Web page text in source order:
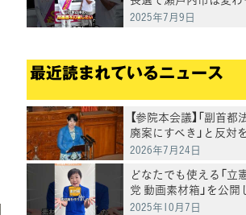
た。今度は岡山県全体
2025年7月9日
最近読まれているニュース
【参院本会議】「副首都
廃案にすべき」と反対
明 岸真紀子議員
2026年7月24日
どなたでも使える「立
党 動画素材箱」を公開
した
2025年10月7日